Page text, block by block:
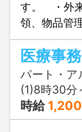
す。 ・外
領、物品
変更なし
医療事
パート・ア
(1)8時30分
時給